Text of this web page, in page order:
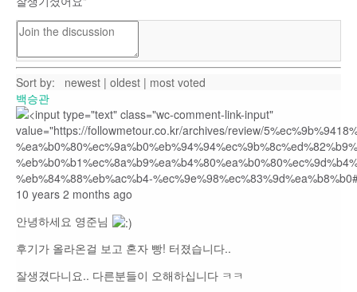
Sort by: newest | oldest | most voted
백승관
10 years 2 months ago
안녕하세요 영준님
후기가 올라온걸 보고 혼자 빵! 터졌습니다..
잘생겼다니요.. 다른분들이 오해하십니다 ㅋㅋ